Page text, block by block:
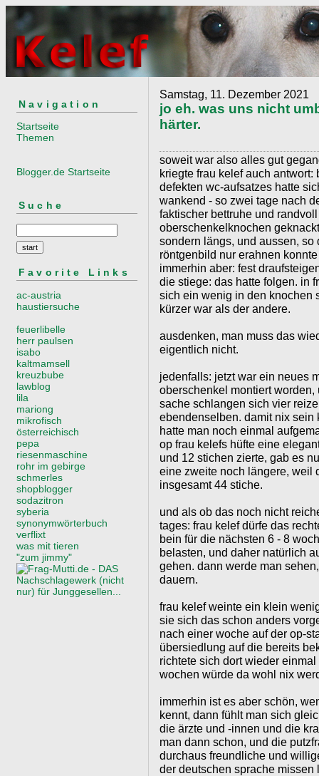
Navigation
Startseite
Themen
Blogger.de Startseite
Suche
Favorite Links
ac-austria
haustiersuche
feuerlibelle
herr paulsen
isabo
kaltmamsell
kreuzbube
lawblog
lila
mariong
mikrofisch
österreichisch
pepa
riesenmaschine
rohr im gebirge
schmerles
shopblogger
sodazitron
syberia
synonymwörterbuch
verflixt
was mit tieren
"zum jimmy"
Samstag, 11. Dezember 2021
jo eh. was uns nicht
härter.
soweit war also alles gut
kriegte frau kelef auch
defekten wc-aufsatzes hatte
wankend - so zwei tage nach
faktischer bettruhe und
oberschenkelknochen
sondern längs, und aussen,
röntgenbild nur erahnen
immerhin aber: fest
die stiege: das hatte folgen. in
sich ein wenig in den knochen
kürzer war als der andere.
ausdenken, man muss das
eigentlich nicht.
jedenfalls: jetzt war ein neues
oberschenkel montiert
sache schlangen sich vier
ebendenselben. damit nix
hatte man noch einmal
op frau kelefs hüfte eine
und 12 stichen zierte, gab es
eine zweite noch längere, weil
insgesamt 44 stiche.
und als ob das noch nicht
tages: frau kelef dürfe das
bein für die nächsten 6 - 8
belasten, und daher natürlich
gehen. dann werde man
dauern.
frau kelef weinte ein klein
sie sich das schon anders
nach einer woche auf der op-
übersiedlung auf die bereits
richtete sich dort wieder
wochen würde da wohl nix
immerhin ist es aber schön,
kennt, dann fühlt man sich
die ärzte und -innen und die
man dann schon, und die
durchaus freundliche und
der deutschen sprache missen